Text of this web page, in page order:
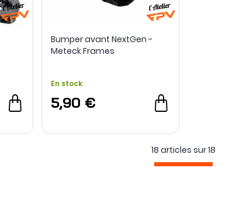
Bumper avant NextGen -
Meteck Frames
En stock
5,90 €
18 articles sur18